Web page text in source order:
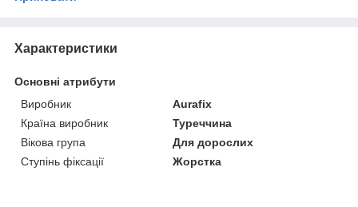
Характеристики
Основні атрибути
Виробник
Aurafix
Країна виробник
Туреччина
Вікова група
Для дорослих
Ступінь фіксації
Жорстка